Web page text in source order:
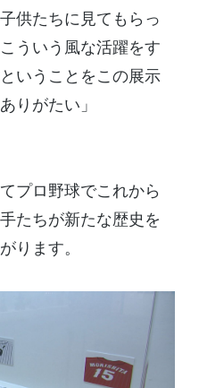
供たちに見てもらっ
ういう風な活躍をす
いうことをこの展示
りがたい」
プロ野球でこれから
たちが新たな歴史を
ります。